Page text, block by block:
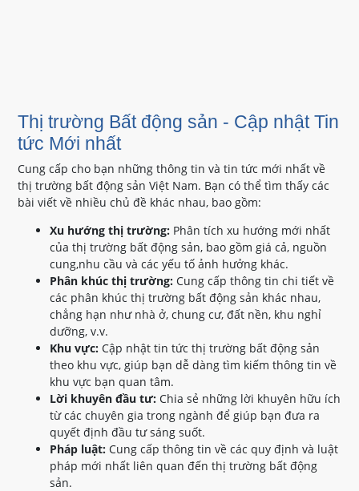
Thị trường Bất động sản - Cập nhật Tin
tức Mới nhất
Cung cấp cho bạn những thông tin và tin tức mới nhất về
thị trường bất động sản Việt Nam. Bạn có thể tìm thấy các
bài viết về nhiều chủ đề khác nhau, bao gồm:
Xu hướng thị trường: Phân tích xu hướng mới nhất
của thị trường bất động sản, bao gồm giá cả, nguồn
cung,nhu cầu và các yếu tố ảnh hưởng khác.
Phân khúc thị trường: Cung cấp thông tin chi tiết về
các phân khúc thị trường bất động sản khác nhau,
chẳng hạn như nhà ở, chung cư, đất nền, khu nghỉ
dưỡng, v.v.
Khu vực: Cập nhật tin tức thị trường bất động sản
theo khu vực, giúp bạn dễ dàng tìm kiếm thông tin về
khu vực bạn quan tâm.
Lời khuyên đầu tư: Chia sẻ những lời khuyên hữu ích
từ các chuyên gia trong ngành để giúp bạn đưa ra
quyết định đầu tư sáng suốt.
Pháp luật: Cung cấp thông tin về các quy định và luật
pháp mới nhất liên quan đến thị trường bất động
sản.